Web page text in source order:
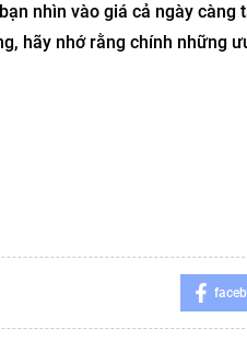
nhìn vào giá cả ngày càng
hãy nhớ rằng chính những